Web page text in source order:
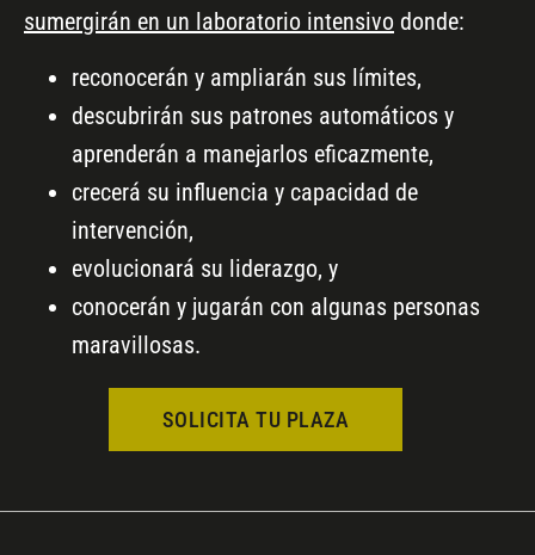
sumergirán en un laboratorio intensivo donde:
reconocerán y ampliarán sus límites,
descubrirán sus patrones automáticos y
aprenderán a manejarlos eficazmente,
crecerá su influencia y capacidad de
intervención,
evolucionará su liderazgo, y
conocerán y jugarán con algunas personas
maravillosas.
SOLICITA TU PLAZA